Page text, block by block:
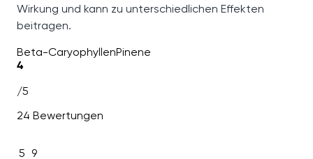
Wirkung und kann zu unterschiedlichen Effekten
beitragen.
Beta-CaryophyllenPinene
4
/5
24 Bewertungen
5 9